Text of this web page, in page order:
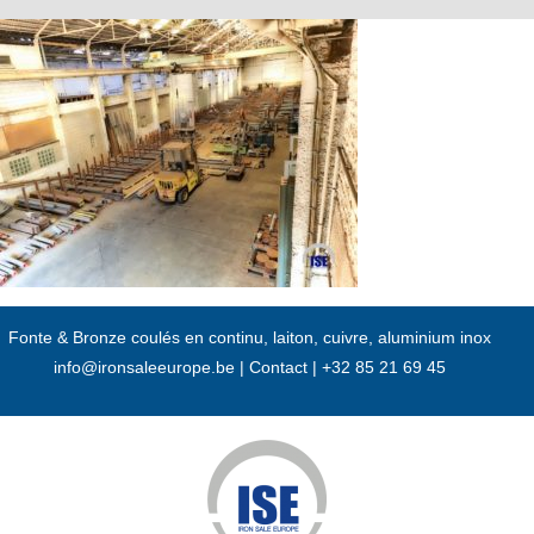
Passer
au
contenu
Fonte & Bronze coulés en continu, laiton, cuivre, aluminium inox
info@ironsaleeurope.be| Contact | +32 85 21 69 45